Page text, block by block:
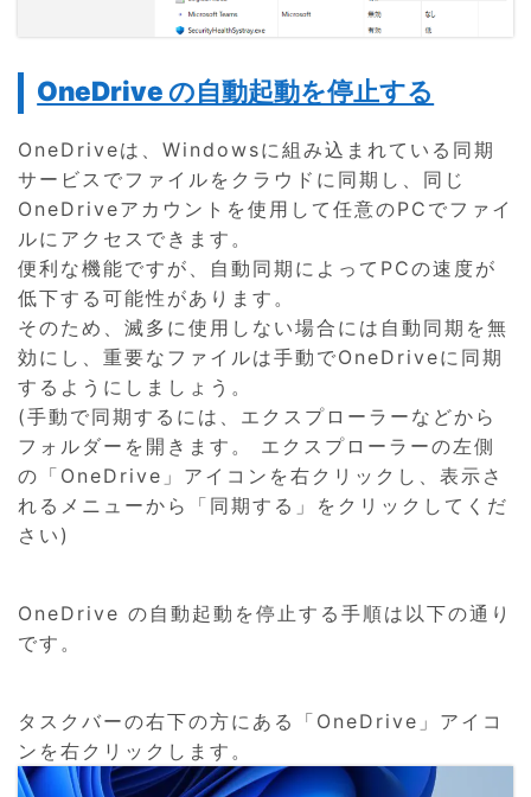
OneDrive の自動起動を停止する
OneDriveは、Windowsに組み込まれている同期
サービスでファイルをクラウドに同期し、同じ
OneDriveアカウントを使用して任意のPCでファイ
ルにアクセスできます。
便利な機能ですが、自動同期によってPCの速度が
低下する可能性があります。
そのため、滅多に使用しない場合には自動同期を無
効にし、重要なファイルは手動でOneDriveに同期
するようにしましょう。
(手動で同期するには、エクスプローラーなどから
フォルダーを開きます。 エクスプローラーの左側
の「OneDrive」アイコンを右クリックし、表示さ
れるメニューから「同期する」をクリックしてくだ
さい)
OneDrive の自動起動を停止する手順は以下の通り
です。
タスクバーの右下の方にある「OneDrive」アイコ
ンを右クリックします。